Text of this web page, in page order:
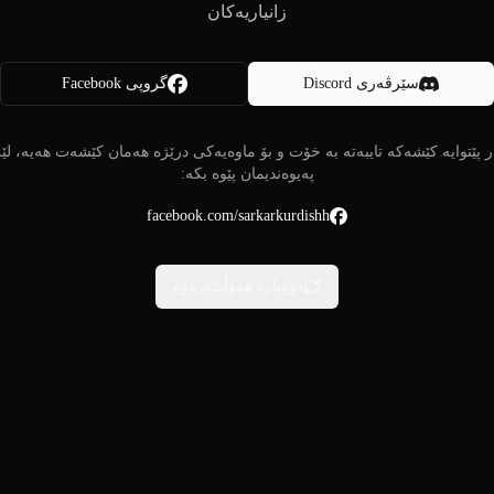
زانیاریەکان
سێرڤەری Discord گروپی Facebook
پێتوایە کێشەکە تایبەتە بە خۆت و بۆ ماوەیەکی درێژە هەمان کێشەت هەیە،
پەیوەندیمان پێوە بکە:
facebook.com/sarkarkurdishh